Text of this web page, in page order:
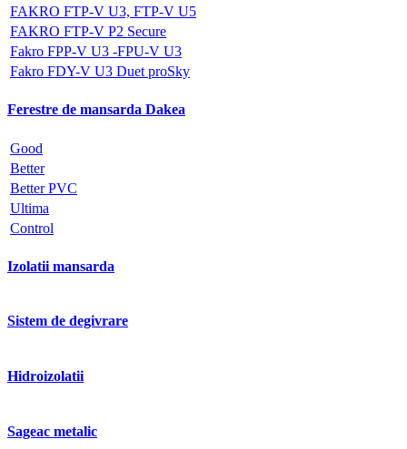
FAKRO FTP-V U3, FTP-V U5
FAKRO FTP-V P2 Secure
Fakro FPP-V U3 -FPU-V U3
Fakro FDY-V U3 Duet proSky
Ferestre de mansarda Dakea
Good
Better
Better PVC
Ultima
Control
Izolatii mansarda
Sistem de degivrare
Hidroizolatii
Sageac metalic